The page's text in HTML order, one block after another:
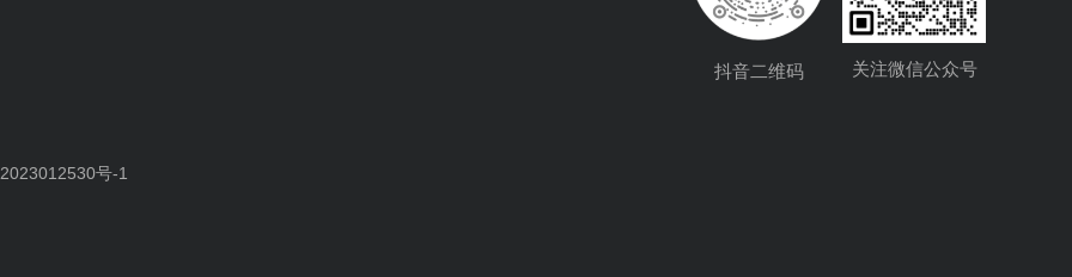
关注微信公众号
抖音二维码
号-1